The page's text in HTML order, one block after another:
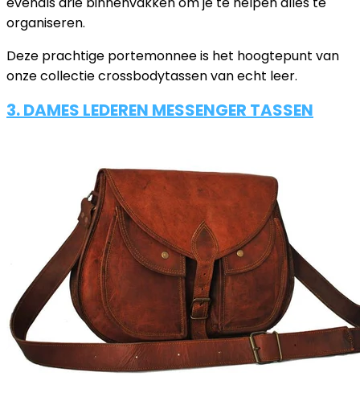
organiseren.
Deze prachtige portemonnee is het hoogtepunt van
onze collectie crossbodytassen van echt leer.
3. DAMES LEDEREN MESSENGER TASSEN